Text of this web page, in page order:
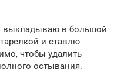
выкладываю в большой
и ставлю
чтобы удалить
остывания.